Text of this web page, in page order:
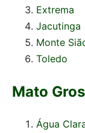
Extrema
Jacutinga
Monte
Toledo
Mato
Água